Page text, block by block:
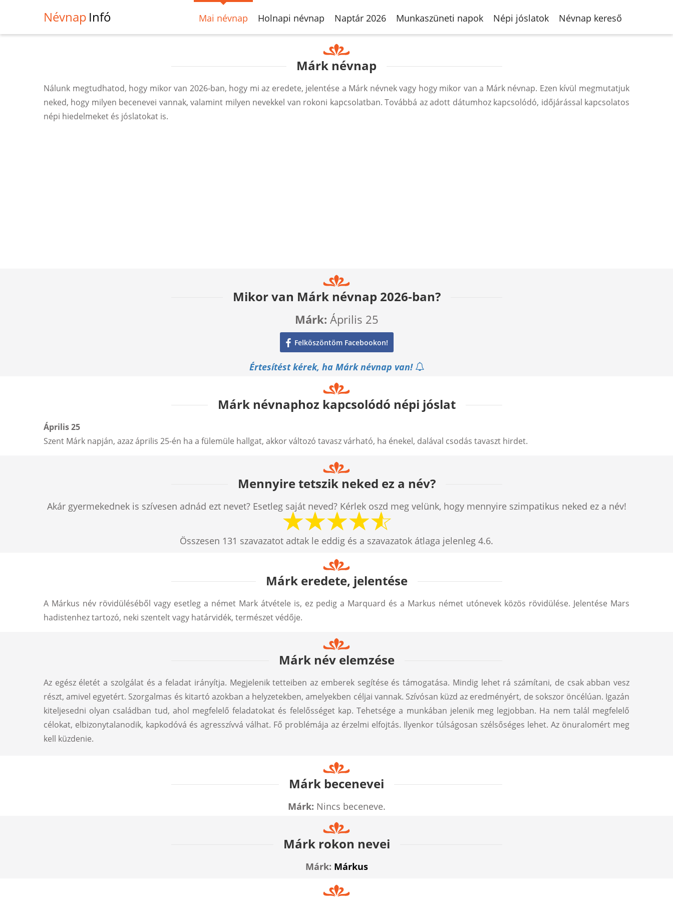
Névnap Infó Mai névnap Holnapi névnap Naptár 2026 Munkaszüneti napok Népi jóslatok Névnap kereső
Márk névnap
Nálunk megtudhatod, hogy mikor van 2026-ban, hogy mi az eredete, jelentése a Márk névnek vagy hogy mikor van a Márk névnap. Ezen kívül megmutatjuk
neked, hogy milyen becenevei vannak, valamint milyen nevekkel van rokoni kapcsolatban. Továbbá az adott dátumhoz kapcsolódó, időjárással kapcsolatos
népi hiedelmeket és jóslatokat is.
Mikor van Márk névnap 2026-ban?
Márk: Április 25
Felköszöntöm Facebookon!
Értesítést kérek, ha Márk névnap van!
Márk névnaphoz kapcsolódó népi jóslat
Április 25
Szent Márk napján, azaz április 25-én ha a fülemüle hallgat, akkor változó tavasz várható, ha énekel, dalával csodás tavaszt hirdet.
Mennyire tetszik neked ez a név?
Akár gyermekednek is szívesen adnád ezt nevet? Esetleg saját neved? Kérlek oszd meg velünk, hogy mennyire szimpatikus neked ez a név!
Összesen 131 szavazatot adtak le eddig és a szavazatok átlaga jelenleg 4.6.
Márk eredete, jelentése
A Márkus név rövidüléséből vagy esetleg a német Mark átvétele is, ez pedig a Marquard és a Markus német utónevek közös rövidülése. Jelentése Mars
hadistenhez tartozó, neki szentelt vagy határvidék, természet védője.
Márk név elemzése
Az egész életét a szolgálat és a feladat irányítja. Megjelenik tetteiben az emberek segítése és támogatása. Mindig lehet rá számítani, de csak abban vesz
részt, amivel egyetért. Szorgalmas és kitartó azokban a helyzetekben, amelyekben céljai vannak. Szívósan küzd az eredményért, de sokszor öncélúan. Igazán
kiteljesedni olyan családban tud, ahol megfelelő feladatokat és felelősséget kap. Tehetsége a munkában jelenik meg legjobban. Ha nem talál megfelelő
célokat, elbizonytalanodik, kapkodóvá és agresszívvá válhat. Fő problémája az érzelmi elfojtás. Ilyenkor túlságosan szélsőséges lehet. Az önuralomért meg
kell küzdenie.
Márk becenevei
Márk: Nincs beceneve.
Márk rokon nevei
Márk: Márkus